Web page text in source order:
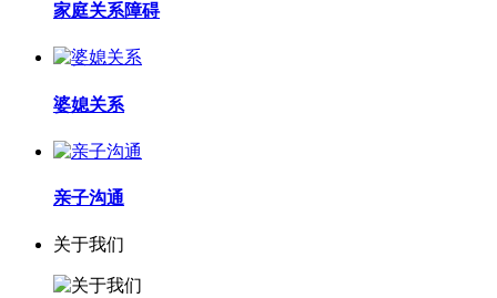
家庭关系障碍
婆媳关系
亲子沟通
关于我们